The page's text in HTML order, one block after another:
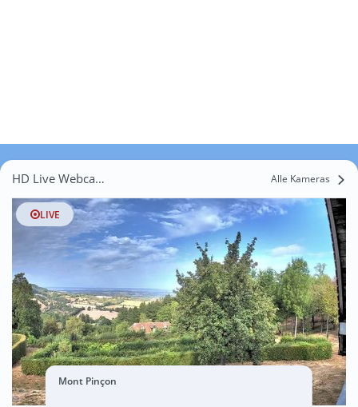
HD Live Webcams Le Bouillonnay Alle Kameras
LIVE
Mont Pinçon